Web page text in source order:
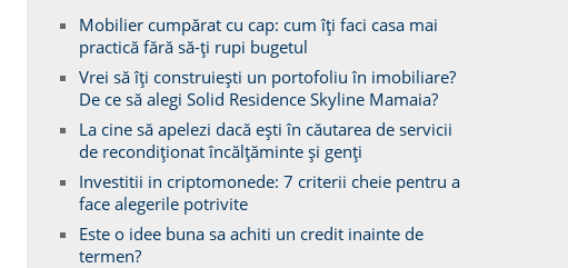
Mobilier cumpărat cu cap: cum îți faci casa mai
practică fără să-ți rupi bugetul
Vrei să îți construiești un portofoliu în imobiliare?
De ce să alegi Solid Residence Skyline Mamaia?
La cine să apelezi dacă ești în căutarea de servicii
de recondiționat încălțăminte și genți
Investitii in criptomonede: 7 criterii cheie pentru a
face alegerile potrivite
Este o idee buna sa achiti un credit inainte de
termen?